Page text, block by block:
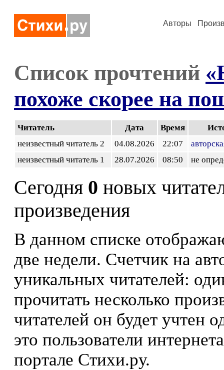
Авторы
Список прочтений
похоже скорее на
Читатель Дата Время
неизвестный читатель 2
04.08.2026 22:07
неизвестный читатель 1
28.07.2026 08:50 не
Сегодня 0 новых
произведения
В данном списке
две недели. Счетчик на
уникальных читателей:
прочитать несколько
читателей он будет учтен
это пользователи
портале Стихи.ру.